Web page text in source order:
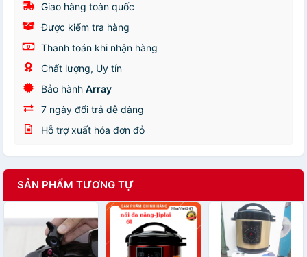
Giao hàng toàn quốc
Được kiểm tra hàng
Thanh toán khi nhận hàng
Chất lượng, Uy tín
Bảo hành Array
7 ngày đổi trả dễ dàng
Hỗ trợ xuất hóa đơn đỏ
SẢN PHẨM TƯƠNG TỰ